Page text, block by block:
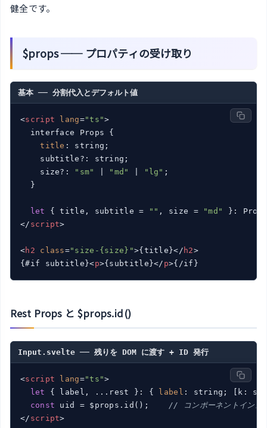
健全です。
$props ── プロパティの受け取り
基本 ── 分割代入とデフォルト値
<script lang="ts">
  interface Props {
title : string;
    subtitle?: string;
    size?:
"sm" "md" "lg" ;
  }
let { title, subtitle = "" , size =
"md"
</ script>
<h2 class="size-{size}">{title}</ h2>
{#if subtitle}<p>{subtitle}</ p>{/if}
Rest Props と $props.id()
Input.svelte ── 残りを DOM に渡す + ID 発行
<script lang="ts">
let
{ label, ...rest }: { label : string; [k:
const uid = $props.id(); // コンポーネントインス
</ script>